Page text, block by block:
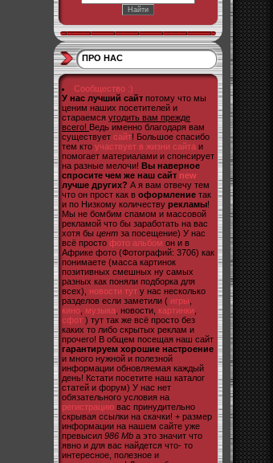
ПРО НАС
Сообщество :)
У нас лучший сайт потому что мы
ценим наших посетителей и
стараемся угодить вам прежде
всего! Ведь именно благодаря вам
существует сайт! Большое спасибо
тем кто участвует в жизни сайта и
помогает материалами и спонсирует
на разные мелочи! Вы наверное
спросите чем же наш сайт new
лучше других? А я вам отвечу тем
что он прост как в оформление так
и по Низкому количеству рекламы!
Мы не бомбим спамом и массовой
рекламой что бы заработать на вас
хотя бы цент за посещение) У нас
всё просто фото альбом он и в
Африке фото (Фотографий: 3706) как
понимаете (масса картинок
позитивных смешных ну самых
разных как поняли подборка для
всех), новости тут у нас несколько
разделов если заметили ( игры
кино музыка , новости, картинки
сфот ) тут так же всё просто без
каких то либо скрытых реклам и
прочего! В общем посещая наш сайт
гарантируем хорошие настроение
и много нужной и полезной
информации обновляемая каждый
день! Кстати посетите наш каталог
статей и форум) У нас нет
обязательного условия на
регистрацию вас принудительно
скрывая ссылки на скачки! + размер
информации на нашем сайте уже
превысил 986 Mb а это значит что
явно и для вас найдется что- то
интересное, полезное и